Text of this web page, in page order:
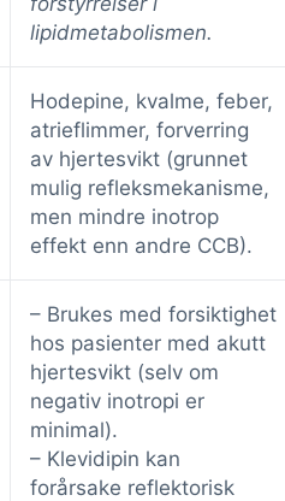
lipidmetabolismen.
Hodepine, kvalme, feber,
atrieflimmer, forverring
av hjertesvikt (grunnet
mulig refleksmekanisme,
men mindre inotrop
effekt enn andre CCB).
– Brukes med forsiktighet
hos pasienter med akutt
hjertesvikt (selv om
negativ inotropi er
minimal).
– Klevidipin kan
forårsake reflektorisk